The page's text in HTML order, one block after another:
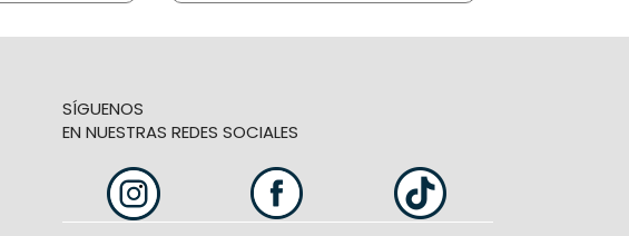
SÍGUENOS
EN NUESTRAS REDES SOCIALES